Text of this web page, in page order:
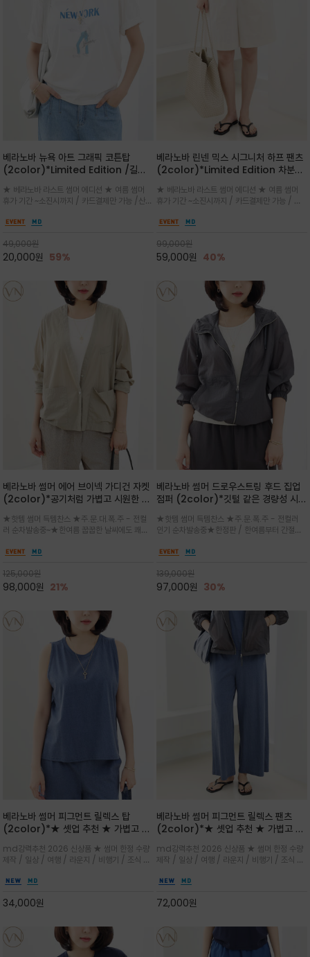
베라노바 뉴욕 아트 그래픽 코튼탑
(2color)*Limited Edition /길어
세요 ^^
★ 베라노바 라스트 썸머 에디션 ★ 여름 썸머
휴가 기간 ~소진시까지 / 카드결제만 가능 /산뜻
레터링과 감각적인 일러스트 프린트가 어우러져
49,000원
20,000원 59%
베라노바 린넨 믹스 시그니처 하프 팬츠
(2color)*Limited Edition 차분한
진 여름의 끝자락까지 멋스럽게 연출하
세요 ^^
★ 베라노바 라스트 썸머 에디션 ★ 여름 썸머
휴가 기간 ~소진시까지 / 카드결제만 가능 / 앞
게 체형을 커버해 우아한 비율을 완성
99,000원
59,000원 40%
베라노바 썸머 에어 브이넥 가디건 자켓
(2color)*공기처럼 가볍고 시원한 나
브이넥 디자인이라 부담없이 쓱쓱~걸치
는 꾸안꾸!!가볍고 바스락한 나일론 블렌
드 소재감이 세련된 무드를 더해주는 가
★핫템 썸머 득템찬스 ★주.문.대.폭.주 - 전컬
러 순차발송중~★한여름 꿉꿉한 날씨에도 쾌적
일 자켓은 가벼운 무게감과 방수성 덕분에 여름
등과 밸런스를 맞춥니다
125,000원
98,000원 21%
베라노바 썸머 드로우스트링 후드 집업
점퍼 (2color)*깃털 같은 경량성 시원
(Volume Fit)가볍지만 입체적인 실
루엣을 유지하는 구조적 디자인
★핫템 썸머 득템찬스 ★주.문.폭.주 - 전컬러
인기 순차발송중★한정판 / 한여름부터 간절기
단 스토퍼 디테일로 핏 조절이 가능해 실용적/바
가볍게 비치는 세련된후드
139,000원
97,000원 30%
베라노바 썸머 피그먼트 릴렉스 탑
(2color)*★ 셋업 추천 ★ 가볍고 부
튼 소재로 완성
md강력추천 2026 신상품 ★ 썸머 한정 수량
제작 / 일상 / 여행 / 라운지 / 비행기 / 조식 /
그먼트로 제작되어 편하고 가볍게 후회없으실 아
34,000원
베라노바 썸머 피그먼트 릴렉스 팬츠
(2color)*★ 셋업 추천 ★ 가볍고 부
튼 소재로 완성
md강력추천 2026 신상품 ★ 썸머 한정 수량
제작 / 일상 / 여행 / 라운지 / 비행기 / 조식 /
그먼트로 제작되어 편하고 가볍게 후회없으실 아
72,000원